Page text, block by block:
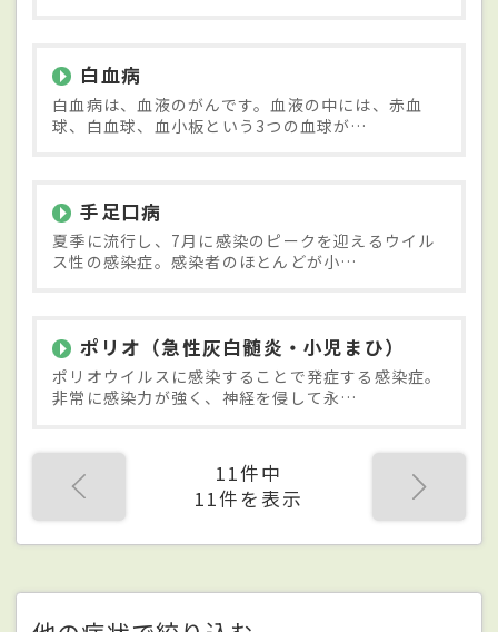
白血病
白血病は、血液のがんです。血液の中には、赤血
球、白血球、血小板という3つの血球が…
手足口病
夏季に流行し、7月に感染のピークを迎えるウイル
ス性の感染症。感染者のほとんどが小…
ポリオ（急性灰白髄炎・小児まひ）
ポリオウイルスに感染することで発症する感染症。
非常に感染力が強く、神経を侵して永…
11件中
11件を表示